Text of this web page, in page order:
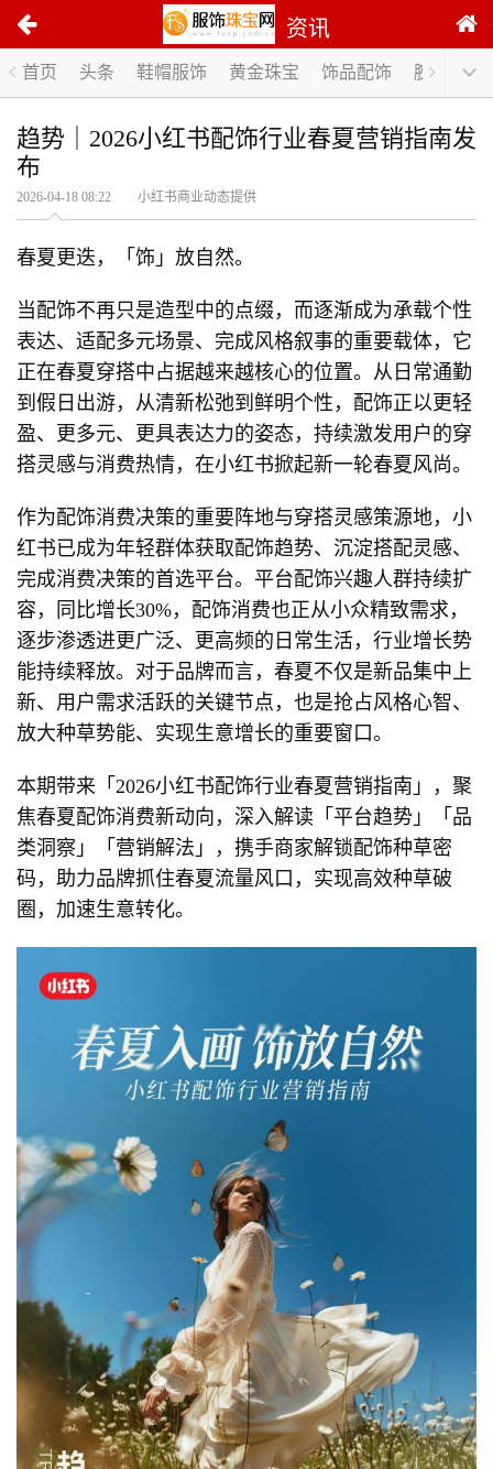
资讯
首页 头条 鞋帽服饰 黄金珠宝 饰品配饰 腕表手表
趋势｜2026小红书配饰行业春夏营销指南发
布
2026-04-18 08:22 小红书商业动态提供
春夏更迭，「饰」放自然。
当配饰不再只是造型中的点缀，而逐渐成为承载个性
表达、适配多元场景、完成风格叙事的重要载体，它
正在春夏穿搭中占据越来越核心的位置。从日常通勤
到假日出游，从清新松弛到鲜明个性，配饰正以更轻
盈、更多元、更具表达力的姿态，持续激发用户的穿
搭灵感与消费热情，在小红书掀起新一轮春夏风尚。
作为配饰消费决策的重要阵地与穿搭灵感策源地，小
红书已成为年轻群体获取配饰趋势、沉淀搭配灵感、
完成消费决策的首选平台。平台配饰兴趣人群持续扩
容，同比增长30%，配饰消费也正从小众精致需求，
逐步渗透进更广泛、更高频的日常生活，行业增长势
能持续释放。对于品牌而言，春夏不仅是新品集中上
新、用户需求活跃的关键节点，也是抢占风格心智、
放大种草势能、实现生意增长的重要窗口。
本期带来「2026小红书配饰行业春夏营销指南」，聚
焦春夏配饰消费新动向，深入解读「平台趋势」「品
类洞察」「营销解法」，携手商家解锁配饰种草密
码，助力品牌抓住春夏流量风口，实现高效种草破
圈，加速生意转化。